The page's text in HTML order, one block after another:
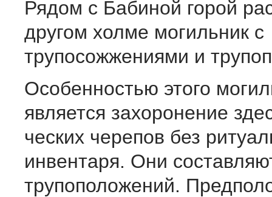
Рядом с Бабиной горой
другом холме могильник с
трупосожжениями и
Особенностью этого
является захоронение
ческих черепов без
инвентаря. Они
трупоположений.